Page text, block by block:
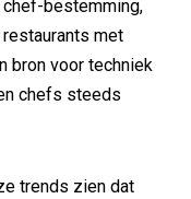
bestemming,
met
bron voor techniek
chefs steeds
trends zien dat